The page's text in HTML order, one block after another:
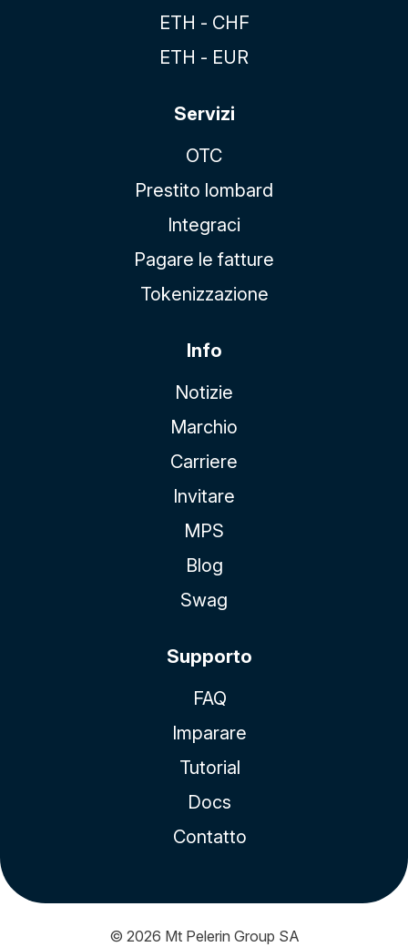
ETH - CHF
ETH - EUR
Servizi
OTC
Prestito lombard
Integraci
Pagare le fatture
Tokenizzazione
Info
Notizie
Marchio
Carriere
Invitare
MPS
Blog
Swag
Supporto
FAQ
Imparare
Tutorial
Docs
Contatto
© 2026 Mt Pelerin Group SA